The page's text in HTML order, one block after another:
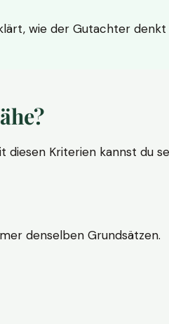
wie der Gutachter
Kriterien kannst du
denselben Grundsätzen.